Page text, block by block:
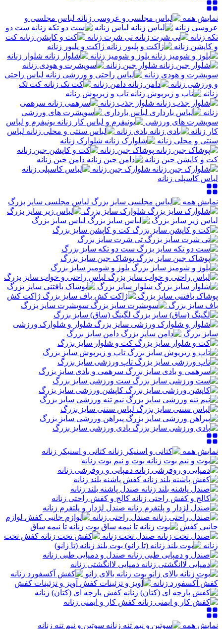
نمایش همه
لباس مجلسی و
عروسی زنانه
لباس زنانه
ست دو
تکه زنانه
تی شرت زنانه
کت
و کاپشن زنانه
ژاکت و پلیور زنانه
بلوز و شومیز زنانه
شلوار زنانه
شلوار جین زنانه
سویشرت و هودی زنانه
لباس راحتی
و ورزشی زنانه
دامن زنانه
کت تک
زنانه
تاپ و زیرپوش زنانه
شلوار جذب زنانه
سرهمی
زنانه
لباس بارداری
سویشرت های ورزشی
یونیفرم و لباس
کار زنانه
بادی زنانه
لباس
سنتی و محلی زنانه
شلوارک زنانه
پوشاک جین زنانه
کت و کاپشن جین زنانه
دامن جین زنانه
شلوارک جین زنانه
لباس کاسپلی زنانه
نمایش همه
لباس مجلسی سایز بزرگ
شلوارک سایز بزرگ
لباس زیر سایز بزرگ
لباس سایز بزرگ
کت و کاپشن سایز بزرگ
تی شرت سایز بزرگ
ست دو تکه سایز بزرگ
پوشاک جین سایز بزرگ
بلوز و شومیز سایز بزرگ
لباس راحتی و خواب سایز بزرگ
شلوار سایز بزرگ
پوشاک بافتنی سایز بزرگ
ژاکت کش
باف سایز بزرگ
سویشرت سایز بزرگ
لگینگ (ساق) سایز بزرگ
شلوار و شلوارک ورزشی
سایز بزرگ
دامن سایز بزرگ
کت و شلوار سایز بزرگ
تاپ و زیرپوش سایز بزرگ
تاپ ورزشی سایز بزرگ
سرهمی و بادی سایز بزرگ
ست ورزشی سایز بزرگ
کاپشن ورزشی سایز بزرگ
نیم تنه ورزشی سایز بزرگ
لباس سنتی سایز بزرگ
پیراهن ورزشی سایز بزرگ
بادی ورزشی سایز بزرگ
نمایش همه
کتانی و اسنیکر زنانه
بوت و نیم بوت زنانه
دمپایی و روفرشی زنانه
کفش پاشنه بلند زنانه
صندل پاشنه بلند زنانه
کالج و کفش راحتی زنانه
صندل لژدار و پلتفرم زنانه
صندل راحتی زنانه
لوازم
جانبی کفش
بوت زنانه تا نیمه ساق
صندل تخت زنانه
کفش تخت
زنانه
بوت بلند زنانه (تا زانو)
صندل و دمپایی طبی زنانه
دمپایی لاانگشتی زنانه
بوت زنانه بالای زانو
کفش آکسفورد زنانه
آویز و تزئینات کفش
کفش پارچه ای (کتان) زنانه
کفش کار و ایمنی زنانه
نمایش همه سوتین و نیم تنه زنانه